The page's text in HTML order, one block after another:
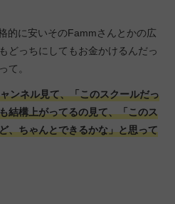
的に安いそのFammさんとかの広
どっちにしてもお金かけるんだっ
て。
ンネル見て、「このスクールだっ
結構上がってるの見て、「このス
、ちゃんとできるかな」と思って